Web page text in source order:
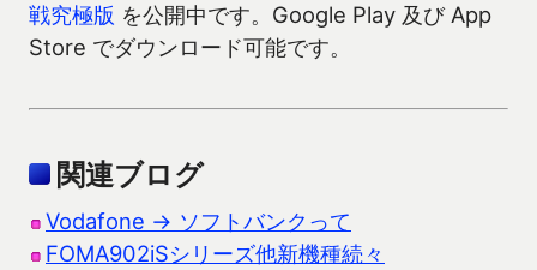
戦究極版 を公開中です。Google Play 及び App
Store でダウンロード可能です。
関連ブログ
Vodafone → ソフトバンクって
FOMA902iSシリーズ他新機種続々